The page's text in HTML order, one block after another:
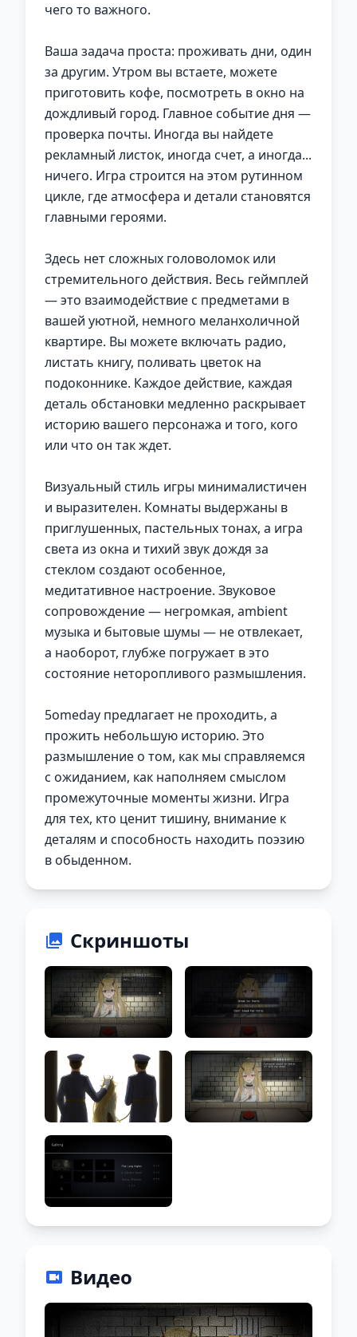
чего то важного.
Ваша задача проста: проживать дни, один
за другим. Утром вы встаете, можете
приготовить кофе, посмотреть в окно на
дождливый город. Главное событие дня —
проверка почты. Иногда вы найдете
рекламный листок, иногда счет, а иногда...
ничего. Игра строится на этом рутинном
цикле, где атмосфера и детали становятся
главными героями.
Здесь нет сложных головоломок или
стремительного действия. Весь геймплей
— это взаимодействие с предметами в
вашей уютной, немного меланхоличной
квартире. Вы можете включать радио,
листать книгу, поливать цветок на
подоконнике. Каждое действие, каждая
деталь обстановки медленно раскрывает
историю вашего персонажа и того, кого
или что он так ждет.
Визуальный стиль игры минималистичен
и выразителен. Комнаты выдержаны в
приглушенных, пастельных тонах, а игра
света из окна и тихий звук дождя за
стеклом создают особенное,
медитативное настроение. Звуковое
сопровождение — негромкая, ambient
музыка и бытовые шумы — не отвлекает,
а наоборот, глубже погружает в это
состояние неторопливого размышления.
5omeday предлагает не проходить, а
прожить небольшую историю. Это
размышление о том, как мы справляемся
с ожиданием, как наполняем смыслом
промежуточные моменты жизни. Игра
для тех, кто ценит тишину, внимание к
деталям и способность находить поэзию
в обыденном.
Скриншоты
Видео